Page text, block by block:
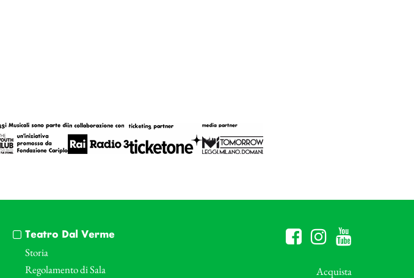
Teatro Dal Verme
Storia
Regolamento di Sala
Acquista